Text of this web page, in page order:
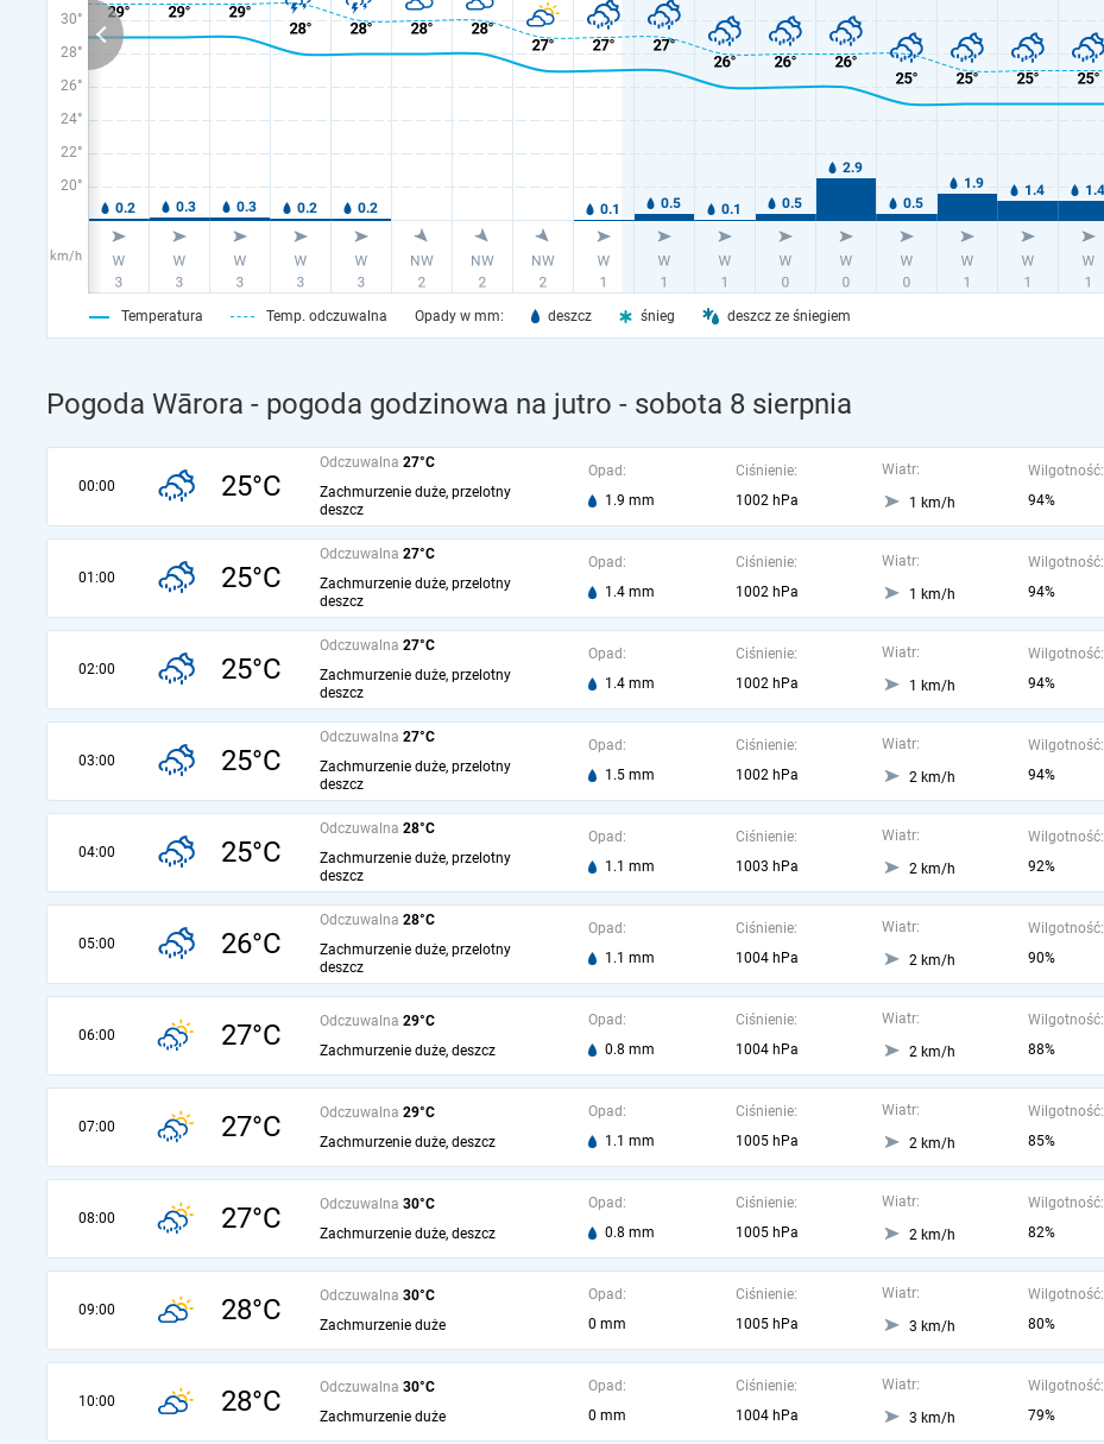
30°
28°
26°
24°
22°
20°
km/h
Temperatura Temp. odczuwalna Opady w mm: deszcz śnieg deszcz ze śniegiem
Pogoda Wārora - pogoda godzinowa na jutro - sobota 8 sierpnia
00:00 25°C
Odczuwalna 27°C
Zachmurzenie duże, przelotny
deszcz
Opad:
1.9 mm
Ciśnienie:
1002 hPa
Wiatr:
1 km/h
Wilgotność:
94%
01:00 25°C
Odczuwalna 27°C
Zachmurzenie duże, przelotny
deszcz
Opad:
1.4 mm
Ciśnienie:
1002 hPa
Wiatr:
1 km/h
Wilgotność:
94%
02:00 25°C
Odczuwalna 27°C
Zachmurzenie duże, przelotny
deszcz
Opad:
1.4 mm
Ciśnienie:
1002 hPa
Wiatr:
1 km/h
Wilgotność:
94%
03:00 25°C
Odczuwalna 27°C
Zachmurzenie duże, przelotny
deszcz
Opad:
1.5 mm
Ciśnienie:
1002 hPa
Wiatr:
2 km/h
Wilgotność:
94%
04:00 25°C
Odczuwalna 28°C
Zachmurzenie duże, przelotny
deszcz
Opad:
1.1 mm
Ciśnienie:
1003 hPa
Wiatr:
2 km/h
Wilgotność:
92%
05:00 26°C
Odczuwalna 28°C
Zachmurzenie duże, przelotny
deszcz
Opad:
1.1 mm
Ciśnienie:
1004 hPa
Wiatr:
2 km/h
Wilgotność:
90%
06:00 27°C Odczuwalna 29°C
Zachmurzenie duże, deszcz
Opad:
0.8 mm
Ciśnienie:
1004 hPa
Wiatr:
2 km/h
Wilgotność:
88%
07:00 27°C Odczuwalna 29°C
Zachmurzenie duże, deszcz
Opad:
1.1 mm
Ciśnienie:
1005 hPa
Wiatr:
2 km/h
Wilgotność:
85%
08:00 27°C Odczuwalna 30°C
Zachmurzenie duże, deszcz
Opad:
0.8 mm
Ciśnienie:
1005 hPa
Wiatr:
2 km/h
Wilgotność:
82%
09:00 28°C Odczuwalna 30°C
Zachmurzenie duże
Opad:
0 mm
Ciśnienie:
1005 hPa
Wiatr:
3 km/h
Wilgotność:
80%
10:00 28°C Odczuwalna 30°C
Zachmurzenie duże
Opad:
0 mm
Ciśnienie:
1004 hPa
Wiatr:
3 km/h
Wilgotność:
79%